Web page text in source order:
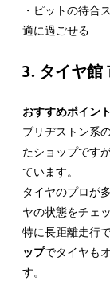
・ピットの待合
適に過ごせる
3. タイヤ館
おすすめポイン
ブリヂストン系
たショップです
ています。
タイヤのプロが
ヤの状態をチェ
特に長距離走行
ップでタイヤも
す。